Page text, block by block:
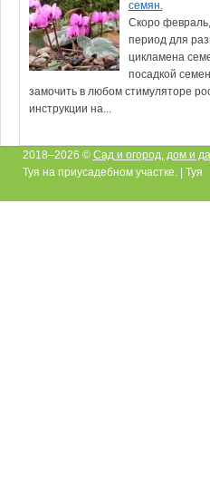
семян.
Скоро
период для
цикламена
посадкой
замочить в любом стимуляторе
инструкции на...
2018–2026 © Сад и огород, дом и
Туя на приусадебном участке. | Туя